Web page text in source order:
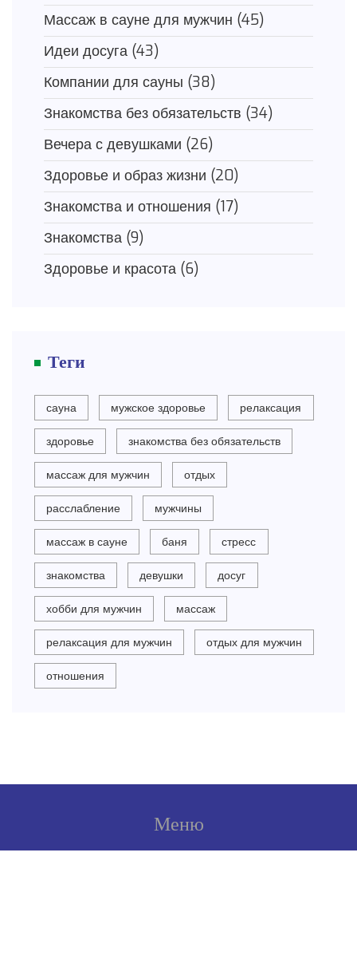
Массаж в сауне для мужчин (45)
Идеи досуга (43)
Компании для сауны (38)
Знакомства без обязательств (34)
Вечера с девушками (26)
Здоровье и образ жизни (20)
Знакомства и отношения (17)
Знакомства (9)
Здоровье и красота (6)
Теги
сауна мужское здоровье релаксация
здоровье знакомства без обязательств
массаж для мужчин отдых
расслабление мужчины
массаж в сауне баня стресс
знакомства девушки досуг
хобби для мужчин массаж
релаксация для мужчин отдых для мужчин
отношения
Меню
О нас